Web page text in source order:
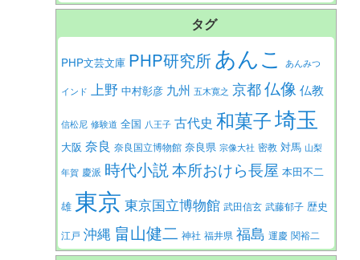
タグ
PHP文芸文庫 PHP研究所あんこ あんみつ
インド 上野 中村彰彦 九州 五木寛之 京都仏像 仏教
信松尼 修験道 全国 八王子 古代史 和菓子埼玉
大阪 奈良 奈良国立博物館 奈良県 宗像大社 密教 対馬 山梨
年賀 慶派 時代小説本所おけら長屋 本田不二
雄 東京 東京国立博物館 武田信玄 武藤郁子 歴史
江戸 沖縄 畠山健二 神社 福井県 福島 運慶 関裕二